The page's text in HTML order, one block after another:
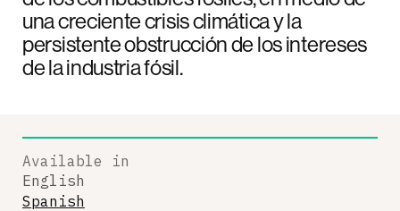
una creciente crisis climática y la
persistente obstrucción de los intereses
de la industria fósil.
Available in
English
Spanish